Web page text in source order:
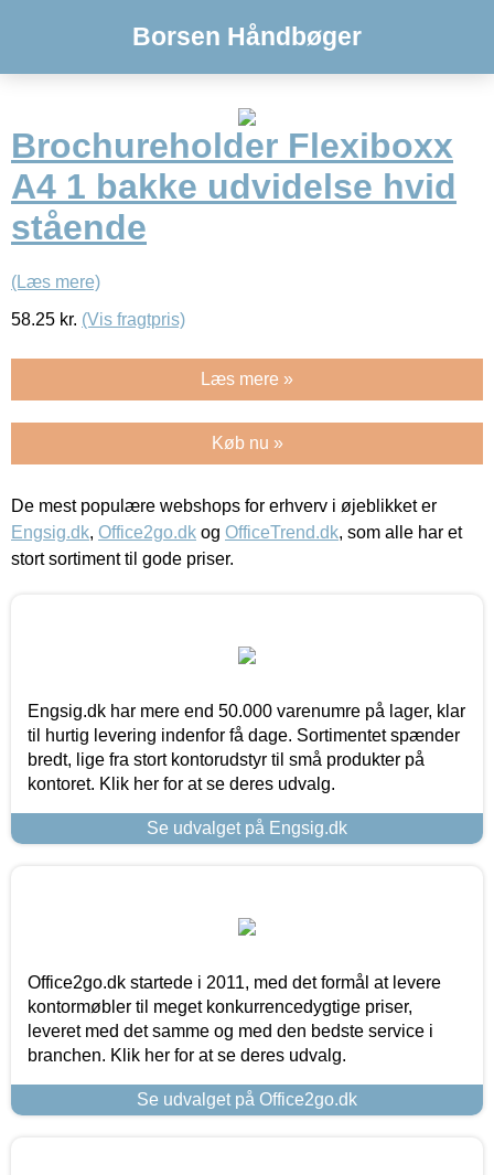
Borsen Håndbøger
Brochureholder Flexiboxx
A4 1 bakke udvidelse hvid
stående
(Læs mere)
58.25 kr. (Vis fragtpris)
Læs mere »
Køb nu »
De mest populære webshops for erhverv i øjeblikket er
Engsig.dk, Office2go.dk og OfficeTrend.dk, som alle har et
stort sortiment til gode priser.
Engsig.dk har mere end 50.000 varenumre på lager, klar
til hurtig levering indenfor få dage. Sortimentet spænder
bredt, lige fra stort kontorudstyr til små produkter på
kontoret. Klik her for at se deres udvalg.
Se udvalget på Engsig.dk
Office2go.dk startede i 2011, med det formål at levere
kontormøbler til meget konkurrencedygtige priser,
leveret med det samme og med den bedste service i
branchen. Klik her for at se deres udvalg.
Se udvalget på Office2go.dk